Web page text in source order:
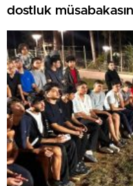
dostluk